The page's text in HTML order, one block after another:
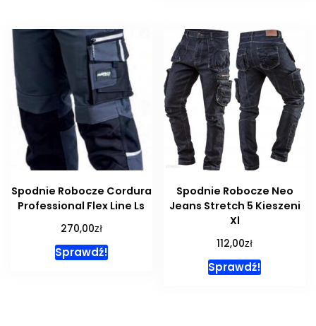
Spodnie Robocze Cordura
Professional Flex Line Ls
270,00zł
Sprawdź!
Spodnie Robocze Neo
Jeans Stretch 5 Kieszeni
Xl
112,00zł
Sprawdź!